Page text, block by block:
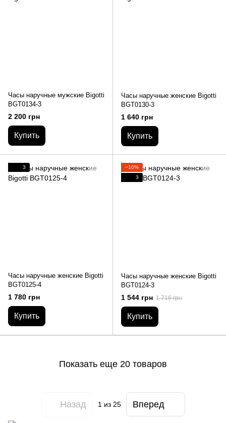
Часы наручные мужские Bigotti
BGT0134-3
2 200 грн
Купить
Часы наручные женские Bigotti
BGT0130-3
1 640 грн
Купить
3
Часы наручные женские Bigotti
BGT0125-4
1 780 грн
Купить
−10%
3
Часы наручные женские Bigotti
BGT0124-3
1 544 грн 1 716 грн
Купить
Показать еще 20 товаров
Назад 1из 25 Вперед